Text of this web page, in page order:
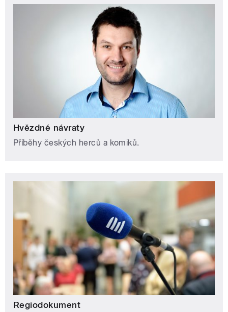
Hvězdné návraty
Příběhy českých herců a komiků.
Regiodokument